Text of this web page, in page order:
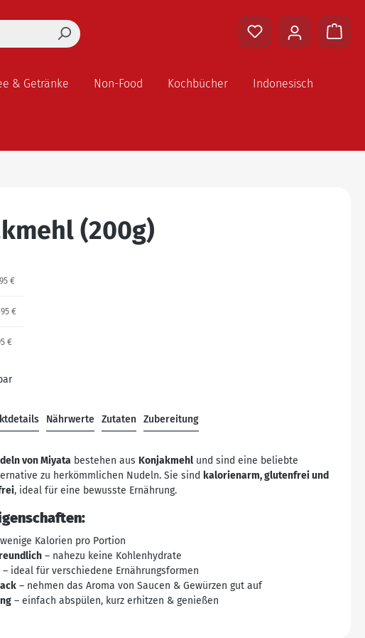
& Getränke Non-Food Kochbücher Indonesisch
(200g)
€
€
€
Nährwerte Zutaten Zubereitung
von Miyata bestehen aus Konjakmehl und sind eine beliebte
zu herkömmlichen Nudeln. Sie sind kalorienarm, glutenfrei und
, ideal für eine bewusste Ernährung.
Kalorien pro Portion
– nahezu keine Kohlenhydrate
– ideal für verschiedene Ernährungsformen
– nehmen das Aroma von Saucen & Gewürzen gut auf
– einfach abspülen, kurz erhitzen & genießen